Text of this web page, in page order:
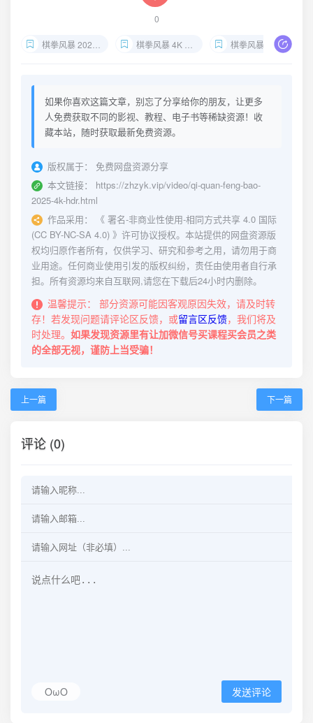
0
棋拳风暴 2025高清下载 棋拳风暴 4K HDR资源 棋拳风暴 国粤双语迅雷
如果你喜欢这篇文章，别忘了分享给你的朋友，让更多
人免费获取不同的影视、教程、电子书等稀缺资源！收
藏本站，随时获取最新免费资源。
版权属于：
免费网盘资源分享
本文链接：
https://zhzyk.vip/video/qi-quan-feng-bao-
2025-4k-hdr.html
作品采用：
《 署名-非商业性使用-相同方式共享 4.0 国际
(CC BY-NC-SA 4.0) 》许可协议授权。本站提供的网盘资源版
权均归原作者所有，仅供学习、研究和参考之用，请勿用于商
业用途。任何商业使用引发的版权纠纷，责任由使用者自行承
担。所有资源均来自互联网,请您在下载后24小时内删除。
温馨提示：
部分资源可能因客观原因失效，请及时转
存！若发现问题请评论区反馈，或留言区反馈，我们将及
时处理。 如果发现资源里有让加微信号买课程买会员之类
的全部无视，谨防上当受骗！
上一篇 下一篇
评论 (0)
OωO 发送评论